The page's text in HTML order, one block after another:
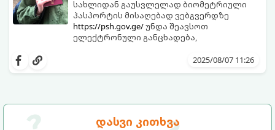
დასვი კითხვა
სახლიდან გაუსვლელად ბიომეტრიული
პასპორტის მისაღებად ვებგვერდზე
https://psh.gov.ge/უნდა შეავსოთ
ელექტრონული განცხადება,
2025/08/07 11:26